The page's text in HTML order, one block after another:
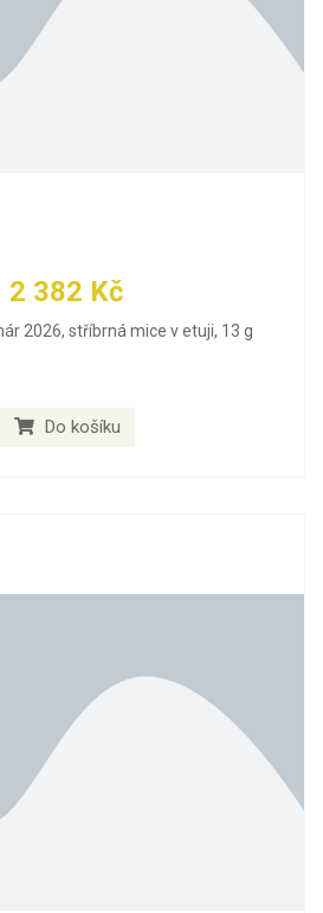
2 382 Kč
2026, stříbrná mice v etuji, 13 g
Do košíku